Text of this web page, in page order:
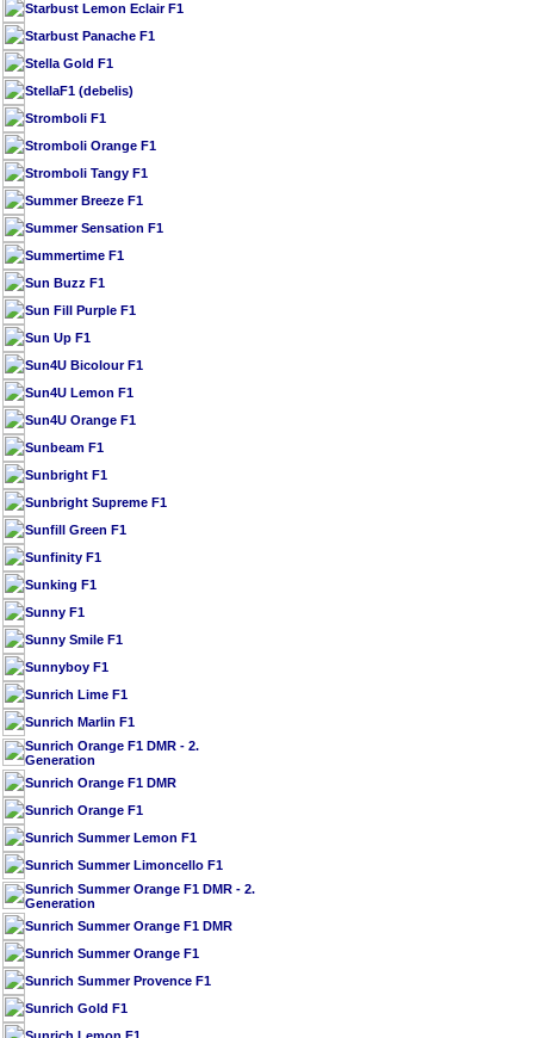
Starbust Lemon Eclair F1
Starbust Panache F1
Stella Gold F1
StellaF1 (debelis)
Stromboli F1
Stromboli Orange F1
Stromboli Tangy F1
Summer Breeze F1
Summer Sensation F1
Summertime F1
Sun Buzz F1
Sun Fill Purple F1
Sun Up F1
Sun4U Bicolour F1
Sun4U Lemon F1
Sun4U Orange F1
Sunbeam F1
Sunbright F1
Sunbright Supreme F1
Sunfill Green F1
Sunfinity F1
Sunking F1
Sunny F1
Sunny Smile F1
Sunnyboy F1
Sunrich Lime F1
Sunrich Marlin F1
Sunrich Orange F1 DMR - 2.
Generation
Sunrich Orange F1 DMR
Sunrich Orange F1
Sunrich Summer Lemon F1
Sunrich Summer Limoncello F1
Sunrich Summer Orange F1 DMR - 2.
Generation
Sunrich Summer Orange F1 DMR
Sunrich Summer Orange F1
Sunrich Summer Provence F1
Sunrich Gold F1